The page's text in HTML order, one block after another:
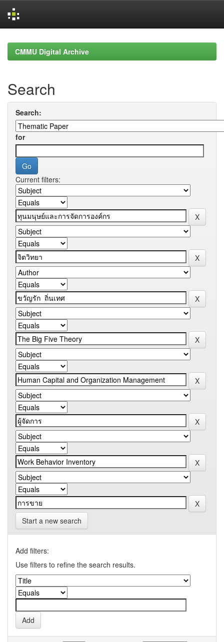
navigationCMMU Digital Archive
Search
Search:
for
Current filters:
Start a new search
Add filters:
Use filters to refine the search results.